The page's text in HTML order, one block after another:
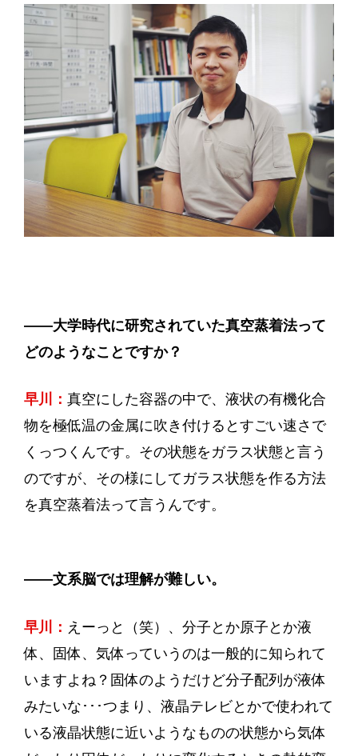
——大学時代に研究されていた真空蒸着法って
どのようなことですか？
早川： 真空にした容器の中で、液状の有機化合
物を極低温の金属に吹き付けるとすごい速さで
くっつくんです。その状態をガラス状態と言う
のですが、その様にしてガラス状態を作る方法
を真空蒸着法って言うんです。
——文系脳では理解が難しい。
早川： えーっと（笑）、分子とか原子とか液
体、固体、気体っていうのは一般的に知られて
いますよね？固体のようだけど分子配列が液体
みたいな･･･つまり、液晶テレビとかで使われて
いる液晶状態に近いようなものの状態から気体